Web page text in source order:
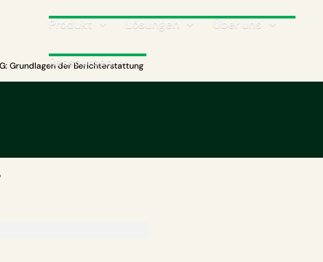
Produkt Lösungen Über uns
Ressourcen
Grundlagen der Berichterstattung